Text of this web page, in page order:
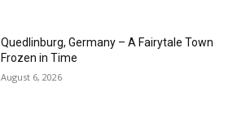
Quedlinburg, Germany – A Fairytale Town
Frozen in Time
August 6, 2026